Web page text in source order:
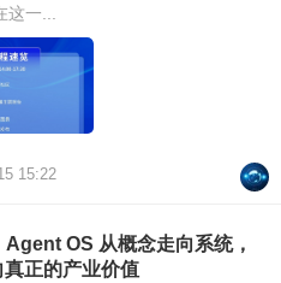
一...
15:22
OS 从概念走向系统，
正的产业价值